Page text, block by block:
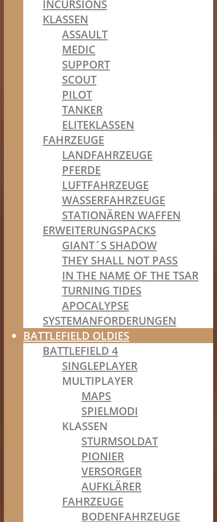
INCURSIONS
KLASSEN
ASSAULT
MEDIC
SUPPORT
SCOUT
PILOT
TANKER
ELITEKLASSEN
FAHRZEUGE
LANDFAHRZEUGE
PFERDE
LUFTFAHRZEUGE
WASSERFAHRZEUGE
STATIONÄREN WAFFEN
ERWEITERUNGSPACKS
GIANT´S SHADOW
THEY SHALL NOT PASS
IN THE NAME OF THE TSAR
TURNING TIDES
APOCALYPSE
SYSTEMANFORDERUNGEN
BATTLEFIELD OLDIES
BATTLEFIELD 4
SINGLEPLAYER
MULTIPLAYER
MAPS
SPIELMODI
KLASSEN
STURMSOLDAT
PIONIER
VERSORGER
AUFKLÄRER
FAHRZEUGE
BODENFAHRZEUGE